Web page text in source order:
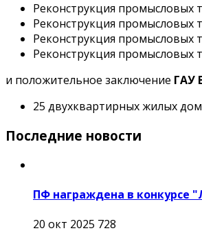
Реконструкция промысловых
Реконструкция промысловых
Реконструкция промысловых
Реконструкция промысловых
и положительное заключение ГАУ
25 двухквартирных жилых
Последние новости
ПФ награждена в
20 окт 2025 728